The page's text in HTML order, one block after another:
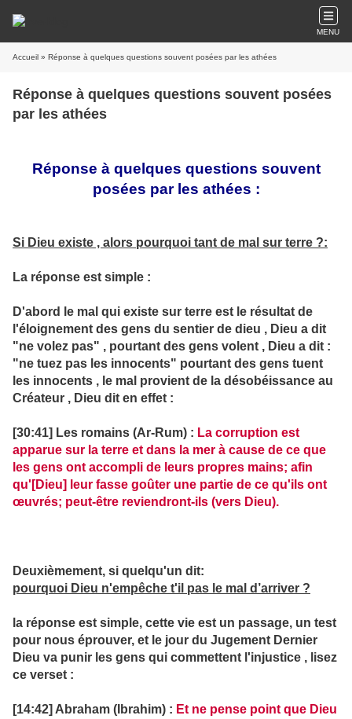
MENU
Accueil » Réponse à quelques questions souvent posées par les athées
Réponse à quelques questions souvent posées
par les athées
Réponse à quelques questions souvent
posées par les athées :
Si Dieu existe , alors pourquoi tant de mal sur terre ?:
La réponse est simple :
D'abord le mal qui existe sur terre est le résultat de
l'éloignement des gens du sentier de dieu , Dieu a dit
"ne volez pas" , pourtant des gens volent , Dieu a dit :
"ne tuez pas les innocents" pourtant des gens tuent
les innocents , le mal provient de la désobéissance au
Créateur , Dieu dit en effet :
[30:41] Les romains (Ar-Rum) : La corruption est
apparue sur la terre et dans la mer à cause de ce que
les gens ont accompli de leurs propres mains; afin
qu'[Dieu] leur fasse goûter une partie de ce qu'ils ont
œuvrés; peut-être reviendront-ils (vers Dieu).
Deuxièmement, si quelqu'un dit:
pourquoi Dieu n'empêche t'il pas le mal d’arriver ?
la réponse est simple, cette vie est un passage, un test
pour nous éprouver, et le jour du Jugement Dernier
Dieu va punir les gens qui commettent l'injustice , lisez
ce verset :
[14:42] Abraham (Ibrahim) : Et ne pense point que Dieu